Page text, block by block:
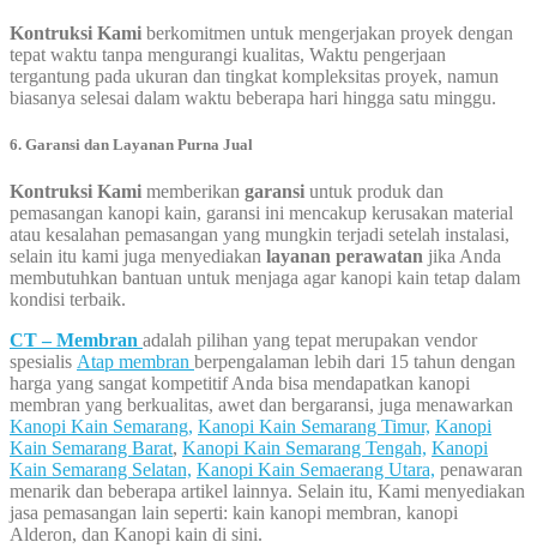
Kontruksi Kami berkomitmen untuk mengerjakan proyek dengan
tepat waktu tanpa mengurangi kualitas, Waktu pengerjaan
tergantung pada ukuran dan tingkat kompleksitas proyek, namun
biasanya selesai dalam waktu beberapa hari hingga satu minggu.
6. Garansi dan Layanan Purna Jual
Kontruksi Kami memberikan garansi untuk produk dan
pemasangan kanopi kain, garansi ini mencakup kerusakan material
atau kesalahan pemasangan yang mungkin terjadi setelah instalasi,
selain itu kami juga menyediakan layanan perawatan jika Anda
membutuhkan bantuan untuk menjaga agar kanopi kain tetap dalam
kondisi terbaik.
CT – Membran adalah pilihan yang tepat merupakan vendor
spesialis Atap membran berpengalaman lebih dari 15 tahun dengan
harga yang sangat kompetitif Anda bisa mendapatkan kanopi
membran yang berkualitas, awet dan bergaransi, juga menawarkan
Kanopi Kain Semarang, Kanopi Kain Semarang Timur, Kanopi
Kain Semarang Barat, Kanopi Kain Semarang Tengah, Kanopi
Kain Semarang Selatan, Kanopi Kain Semaerang Utara, penawaran
menarik dan beberapa artikel lainnya. Selain itu, Kami menyediakan
jasa pemasangan lain seperti: kain kanopi membran, kanopi
Alderon, dan Kanopi kain di sini.